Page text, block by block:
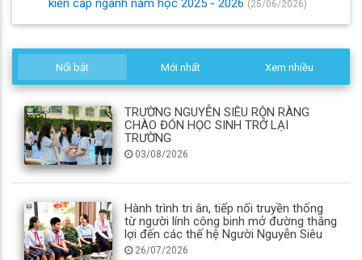
kiến cấp ngành năm học 2025 - 2026 (25/06/2026)
Nổi bật Mới nhất Xem nhiều
TRƯỜNG NGUYỄN SIÊU RỘN RÀNG
CHÀO ĐÓN HỌC SINH TRỞ LẠI
TRƯỜNG
03/08/2026
Hành trình tri ân, tiếp nối truyền thống
từ người lính công binh mở đường thắng
lợi đến các thế hệ Người Nguyễn Siêu
26/07/2026